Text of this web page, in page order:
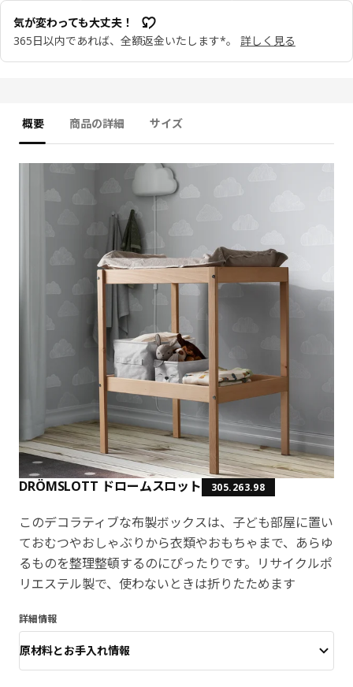
気が変わっても大丈夫！
365日以内であれば、全額返金いたします*。
詳しく見る
概要 商品の詳細 サイズ
DRÖMSLOTT ドロームスロット 305.263.98
このデコラティブな布製ボックスは、子ども部屋に置い
ておむつやおしゃぶりから衣類やおもちゃまで、あらゆ
るものを整理整頓するのにぴったりです。リサイクルポ
リエステル製で、使わないときは折りたためます
詳細情報
原材料とお手入れ情報